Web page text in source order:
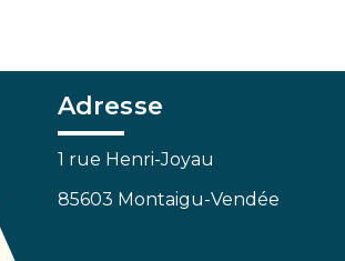
Adresse
1 rue Henri-Joyau
85603 Montaigu-Vendée